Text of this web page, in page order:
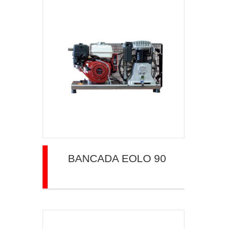
BANCADA EOLO 90